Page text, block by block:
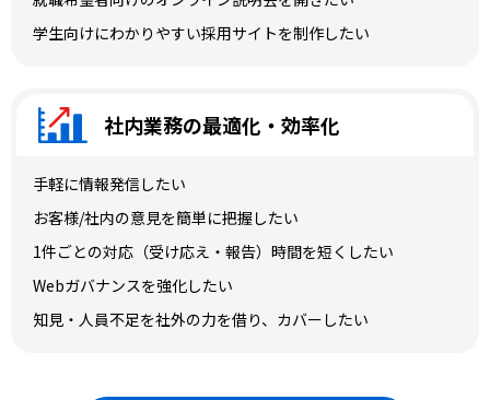
学生向けにわかりやすい採用サイトを制作したい
社内業務の最適化・効率化
手軽に情報発信したい
お客様/社内の意見を簡単に把握したい
1件ごとの対応（受け応え・報告）時間を短くしたい
Webガバナンスを強化したい
知見・人員不足を社外の力を借り、カバーしたい